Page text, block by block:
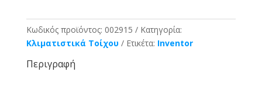
09WFI
/
PF2UVO-
09
Κωδικός προϊόντος: 002915
Κατηγορία:
Κλιματιστικά Τοίχου
Ετικέτα: Inventor
Περιγραφή